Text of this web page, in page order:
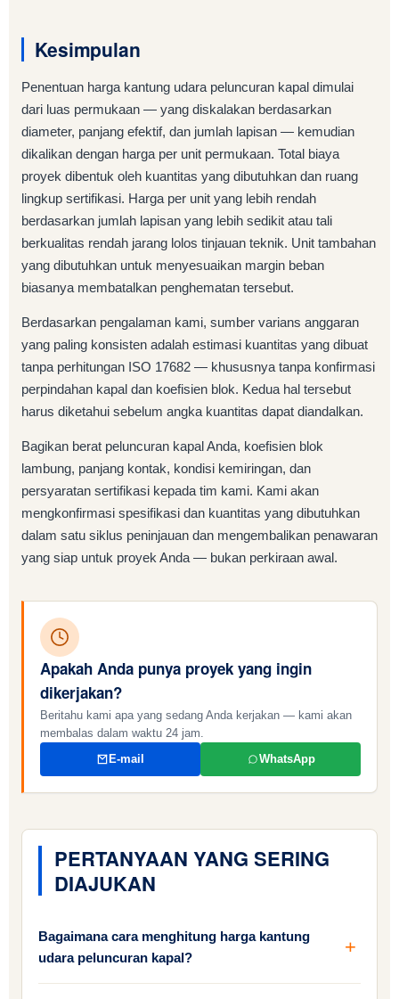
Kesimpulan
Penentuan harga kantung udara peluncuran kapal dimulai
dari luas permukaan — yang diskalakan berdasarkan
diameter, panjang efektif, dan jumlah lapisan — kemudian
dikalikan dengan harga per unit permukaan. Total biaya
proyek dibentuk oleh kuantitas yang dibutuhkan dan ruang
lingkup sertifikasi. Harga per unit yang lebih rendah
berdasarkan jumlah lapisan yang lebih sedikit atau tali
berkualitas rendah jarang lolos tinjauan teknik. Unit tambahan
yang dibutuhkan untuk menyesuaikan margin beban
biasanya membatalkan penghematan tersebut.
Berdasarkan pengalaman kami, sumber varians anggaran
yang paling konsisten adalah estimasi kuantitas yang dibuat
tanpa perhitungan ISO 17682 — khususnya tanpa konfirmasi
perpindahan kapal dan koefisien blok. Kedua hal tersebut
harus diketahui sebelum angka kuantitas dapat diandalkan.
Bagikan berat peluncuran kapal Anda, koefisien blok
lambung, panjang kontak, kondisi kemiringan, dan
persyaratan sertifikasi kepada tim kami. Kami akan
mengkonfirmasi spesifikasi dan kuantitas yang dibutuhkan
dalam satu siklus peninjauan dan mengembalikan penawaran
yang siap untuk proyek Anda — bukan perkiraan awal.
Apakah Anda punya proyek yang ingin
dikerjakan?
Beritahu kami apa yang sedang Anda kerjakan — kami akan
membalas dalam waktu 24 jam.
E-mail
WhatsApp
PERTANYAAN YANG SERING
DIAJUKAN
Bagaimana cara menghitung harga kantung
udara peluncuran kapal?